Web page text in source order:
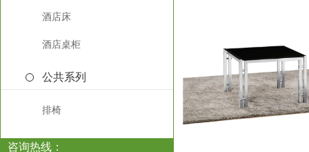
酒店床
酒店桌柜
公共系列
排椅
咨询热线：